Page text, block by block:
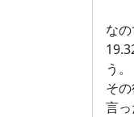
な
う。
そ
言っ